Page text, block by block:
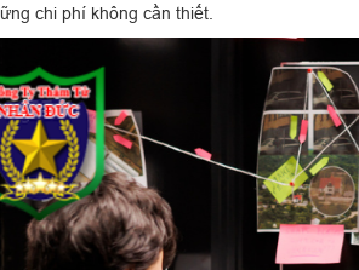
chi phí không cần thiết.